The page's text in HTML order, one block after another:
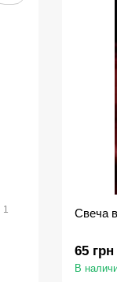
Свеча
65 грн
В
1